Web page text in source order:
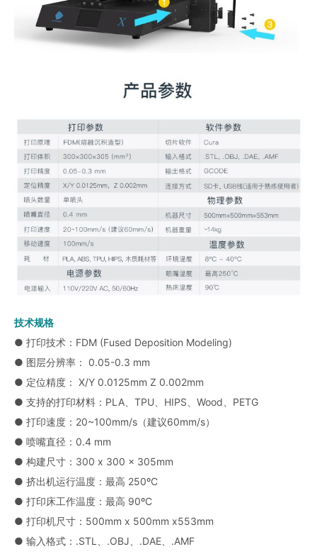
技术规格
● 打印技术：FDM (Fused Deposition Modeling)
● 图层分辨率： 0.05-0.3 mm
● 定位精度： X/Y 0.0125mm Z 0.002mm
● 支持的打印材料：PLA、TPU、HIPS、Wood、PETG
● 打印速度：20~100mm/s（建议60mm/s）
● 喷嘴直径：0.4 mm
● 构建尺寸：300 x 300 x 305mm
● 挤出机运行温度：最高 250ºC
● 打印床工作温度：最高 90ºC
● 打印机尺寸：500mm x 500mm x553mm
● 输入格式：.STL、.OBJ、.DAE、.AMF